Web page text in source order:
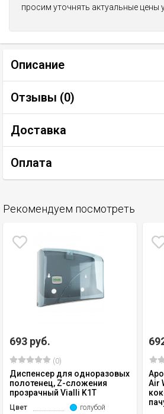
просим уточнять актуальные цены
Описание
Отзывы (0)
Доставка
Оплата
Рекомендуем посмотреть
693 руб.
(0)
Диспенсер для одноразовых
полотенец, Z-сложения
прозрачный Vialli K1T
Цвет
голубой
Air